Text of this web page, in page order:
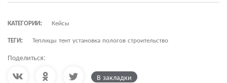
КАТЕГОРИИ:
Кейсы
ТЕГИ:
Теплицы тент установка пологов строительство
Поделиться:
В закладки